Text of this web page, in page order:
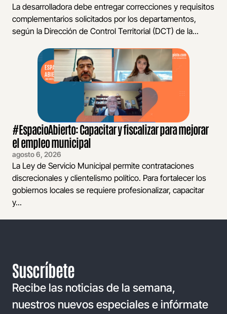
La desarrolladora debe entregar correcciones y requisitos
complementarios solicitados por los departamentos,
según la Dirección de Control Territorial (DCT) de la...
#EspacioAbierto: Capacitar y fiscalizar para mejorar
el empleo municipal
agosto 6, 2026
La Ley de Servicio Municipal permite contrataciones
discrecionales y clientelismo político. Para fortalecer los
gobiernos locales se requiere profesionalizar, capacitar
y...
Suscríbete
Recibe las noticias de la semana,
nuestros nuevos especiales e infórmate